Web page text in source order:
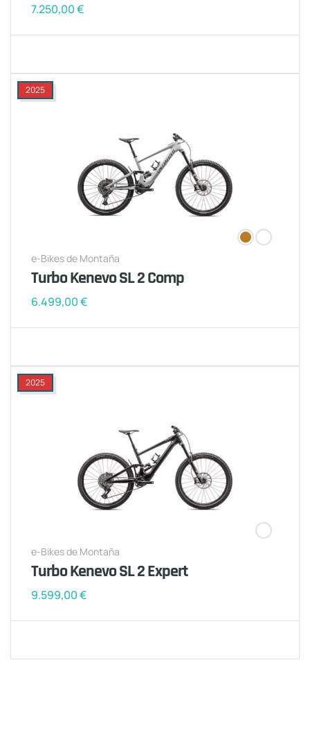
7.250,00€
2025
e-Bikes de Montaña
Turbo Kenevo SL 2 Comp
6.499,00€
2025
e-Bikes de Montaña
Turbo Kenevo SL 2 Expert
9.599,00€